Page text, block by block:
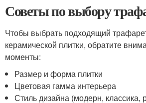
Советы по выбору
Чтобы выбрать подходящий
керамической плитки, обратите
моменты:
Размер и форма плитки
Цветовая гамма интерьера
Стиль дизайна (модерн, классика,